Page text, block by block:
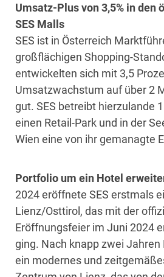
Umsatz-Plus von 3,5% in den
SES Malls
SES ist in Österreich
großflächigen Shopping-
entwickelten sich mit 3,5
Umsatzwachstum auf über 2
gut. SES betreibt hierzulande
einen Retail-Park und in der
Wien eine von ihr gemanagte
Portfolio um ein Hotel
2024 eröffnete SES erstmals
Lienz/Osttirol, das mit der
Eröffnungsfeier im Juni 2024
ging. Nach knapp zwei
ein modernes und